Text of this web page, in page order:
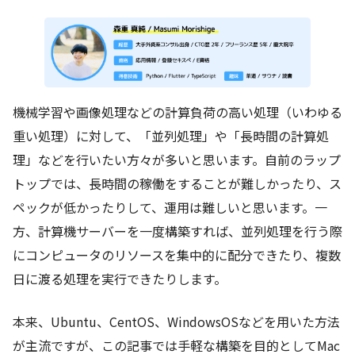
機械学習や画像処理などの計算負荷の高い処理（いわゆる
重い処理）に対して、「並列処理」や「長時間の計算処
理」などを行いたい方々が多いと思います。自前のラップ
トップでは、長時間の稼働をすることが難しかったり、ス
ペックが低かったりして、運用は難しいと思います。一
方、計算機サーバーを一度構築すれば、並列処理を行う際
にコンピュータのリソースを集中的に配分できたり、複数
日に渡る処理を実行できたりします。
本来、Ubuntu、CentOS、WindowsOSなどを用いた方法
が主流ですが、この記事では手軽な構築を目的としてMac